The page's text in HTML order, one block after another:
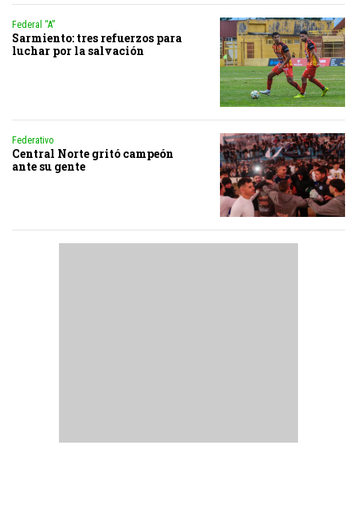
Federal “A”
Sarmiento: tres refuerzos para
luchar por la salvación
Federativo
Central Norte gritó campeón
ante su gente